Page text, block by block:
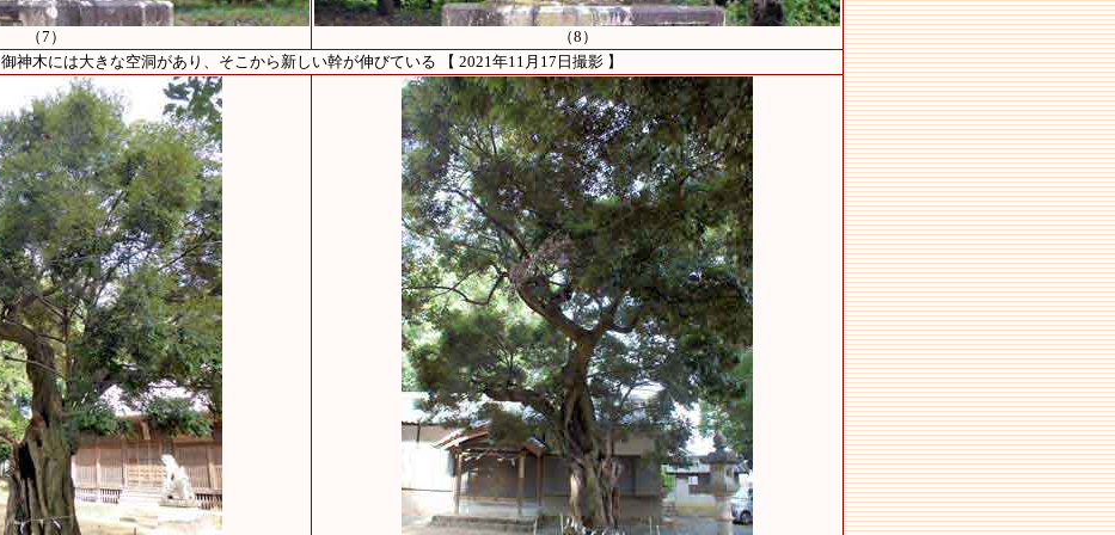
（7）
（8）
御神木には大きな空洞があり、そこから新しい幹が伸びている 【 2021年11月17日撮影 】